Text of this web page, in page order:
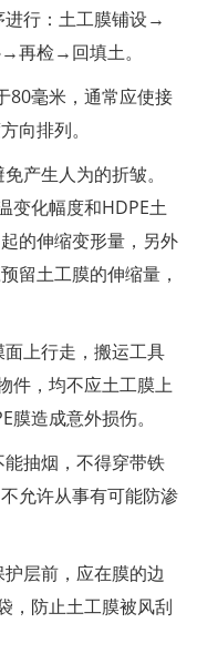
进行：土工膜铺设→
检→回填土。
80毫米，通常应使接
向排列。
产生人为的折皱。
变化幅度和HDPE土
的伸缩变形量，另外
留土工膜的伸缩量，
上行走，搬运工具
件，均不应土工膜上
造成意外损伤。
抽烟，不得穿带铁
允许从事有可能防渗
层前，应在膜的边
，防止土工膜被风刮